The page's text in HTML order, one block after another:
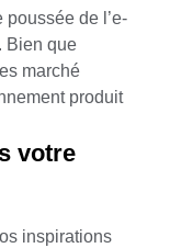
de l’e-
Bien que
marché
produit
votre
inspirations